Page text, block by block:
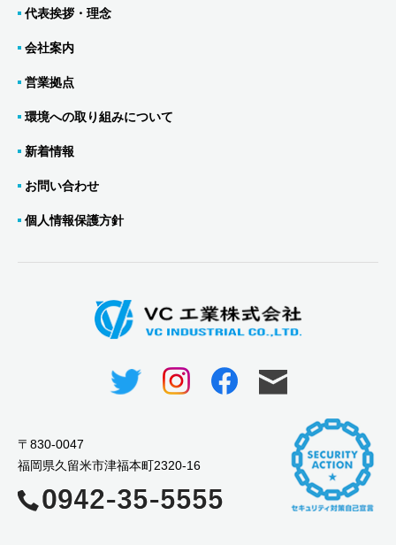
〒830-0047
福岡県久留米市津福本町2320-16
代表挨拶・理念
会社案内
営業拠点
環境への取り組みについて
新着情報
お問い合わせ
個人情報保護方針